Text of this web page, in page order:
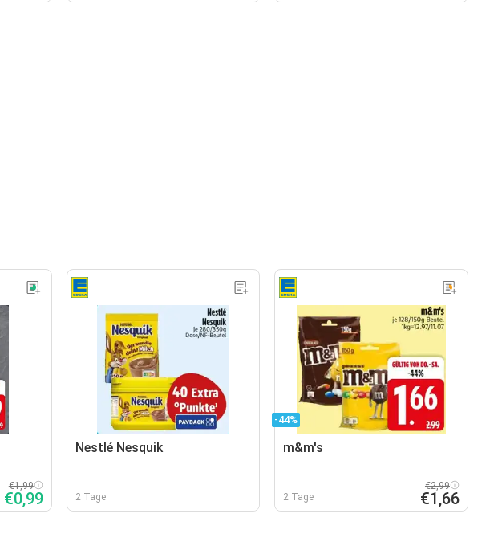
€1,99
€0,99
Nestlé Nesquik
2 Tage
-44%
m&m's
2 Tage
€2,99
€1,66